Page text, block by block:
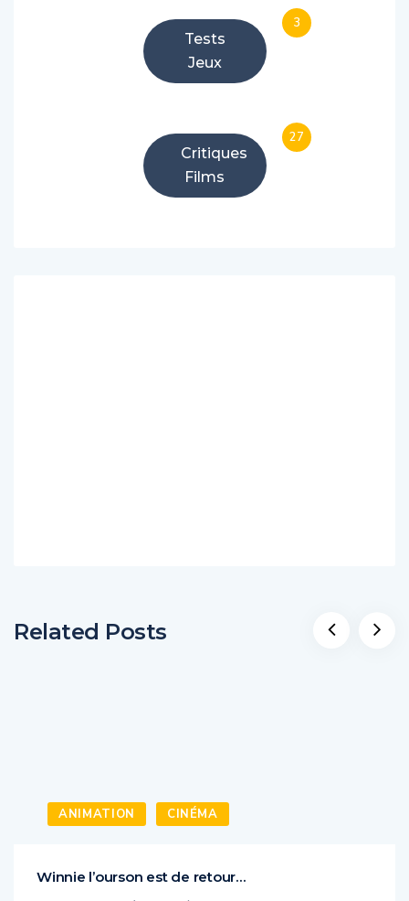
Tests
Jeux
3
Critiques
Films
27
Related Posts
ANIMATION CINÉMA
Winnie l’ourson est de retour…